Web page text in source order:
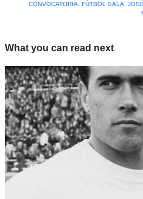
CONVOCATORIA
FÚTBOL SALA
What you can read next